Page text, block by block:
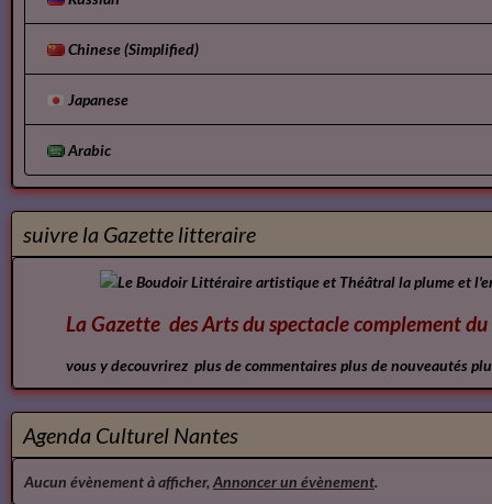
Chinese (Simplified)
Japanese
Arabic
suivre la Gazette litteraire
La Gazette des Arts du spectaclecomplementdu
vous y decouvrirez plus de commentaires plus de nouveautés
Agenda Culturel Nantes
Aucun évènement à afficher,Annoncer un évènement.